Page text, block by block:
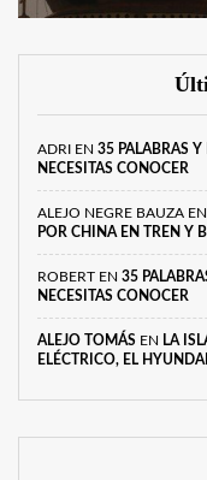
ADRI EN 35 PALABRAS
NECESITAS CONOCER
ALEJO NEGRE BAUZA EN
POR CHINA EN TREN Y
ROBERT EN 35
NECESITAS CONOCER
ALEJO TOMÁS EN LA
ELÉCTRICO, EL